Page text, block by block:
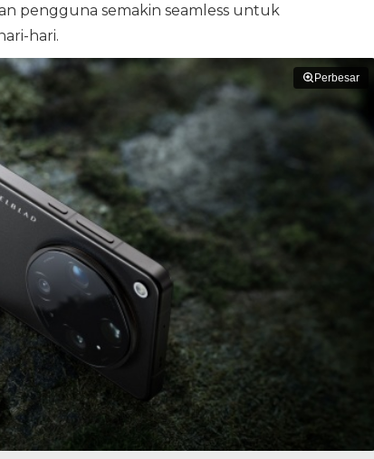
pengguna semakin seamless untuk
hari.
Perbesar